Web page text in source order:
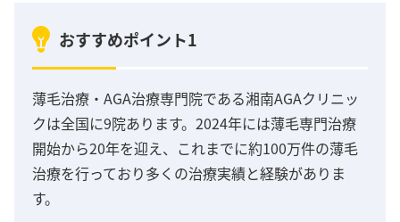
おすすめポイント1
薄毛治療・AGA治療専門院である湘南AGAクリニッ
クは全国に9院あります。2024年には薄毛専門治療
開始から20年を迎え、これまでに約100万件の薄毛
治療を行っており多くの治療実績と経験がありま
す。